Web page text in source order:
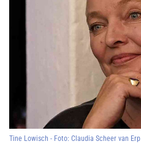
Tine Lowisch - Foto: Claudia Scheer van Erp